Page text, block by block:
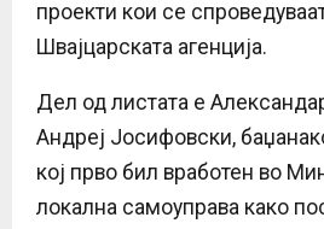
проекти кои се
Швајцарската агенција.
Дел од листата е
Андреј Јосифовски,
кој прво бил вработен во
локална самоуправа како